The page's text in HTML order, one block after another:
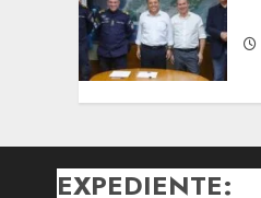
EXPEDIENTE: